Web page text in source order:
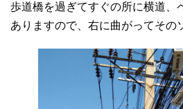
歩道橋を過ぎてすぐの所に横道、
ありますので、右に曲がってその